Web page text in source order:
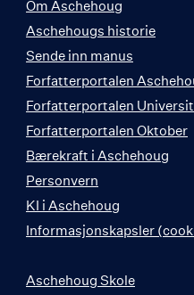
Om Aschehoug
Aschehougs historie
Sende inn manus
Forfatterportalen
Forfatterportalen
Forfatterportalen Oktober
Bærekraft i Aschehoug
Personvern
KI i Aschehoug
Informasjonskapsler
Aschehoug Skole